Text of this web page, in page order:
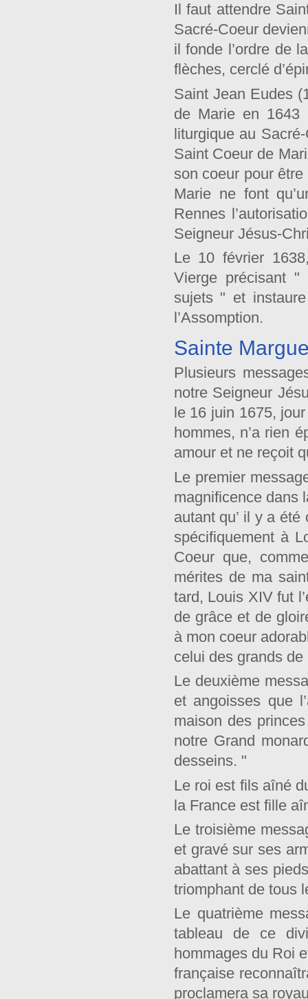
Il faut attendre
Sacré-Coeur
il fonde l’ordre de
flèches, cerclé
Saint Jean Eudes
de Marie en 1643
liturgique au
Saint Coeur de
son coeur pour
Marie ne font
Rennes
Seigneur Jésus-
Le 10 février
Vierge précisant "
sujets " et
l’Assomption.
Sainte
Plusieurs
notre Seigneur
le 16 juin 1675,
hommes, n’a rien
amour et ne reçoit
Le premier
magnificence dans
autant qu’ il y a
spécifiquement à
Coeur que,
mérites de ma
tard, Louis XIV fut
de grâce et de
à mon coeur
celui des grands de
Le deuxième
et angoisses que
maison des
notre Grand
desseins. "
Le roi est fils aîné
la France est fille
Le troisième
et gravé sur ses
abattant à ses
triomphant de tous
Le quatrième
tableau de ce
hommages du Roi
française
proclamera sa